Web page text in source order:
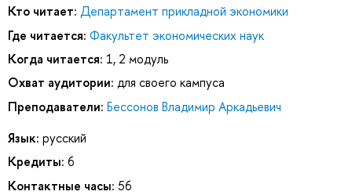
Кто читает: Департамент прикладной экономики
Где читается: Факультет экономических наук
Когда читается: 1, 2 модуль
Охват аудитории: для своего кампуса
Преподаватели: Бессонов Владимир Аркадьевич
Язык: русский
Кредиты: 6
Контактные часы: 56